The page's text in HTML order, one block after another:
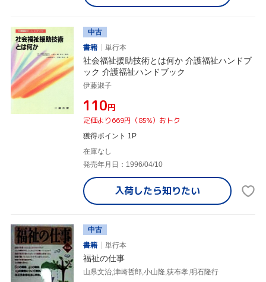
中古
書籍
単行本
社会福祉援助技術とは何か 介護福祉ハンドブ
ック 介護福祉ハンドブック
伊藤淑子
¥110円
定価より669円（85%）おトク
獲得ポイント 1P
在庫なし
発売年月日：1996/04/10
入荷したら知りたい
中古
書籍
単行本
福祉の仕事
山県文治,津崎哲郎,小山隆,荻布孝,明石隆行